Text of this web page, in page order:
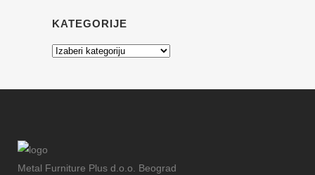
KATEGORIJE
Kategorije
Metal Furniture Plus d.o.o. Beograd